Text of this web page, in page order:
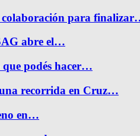
para
abre el…
podés hacer…
recorrida en Cruz…
en…